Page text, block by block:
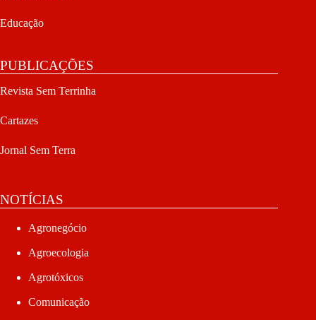
Educação
PUBLICAÇÕES
Revista Sem Terrinha
Cartazes
Jornal Sem Terra
NOTÍCIAS
Agronegócio
Agroecologia
Agrotóxicos
Comunicação